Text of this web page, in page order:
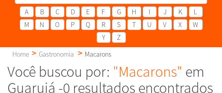
A B C D E F G H I J K
L
M
N O P Q R S T U V X
W
Y
Z
Home
Gastronomia Macarons
Você buscou por: "Macarons" em
Guarujá -0 resultados encontrados